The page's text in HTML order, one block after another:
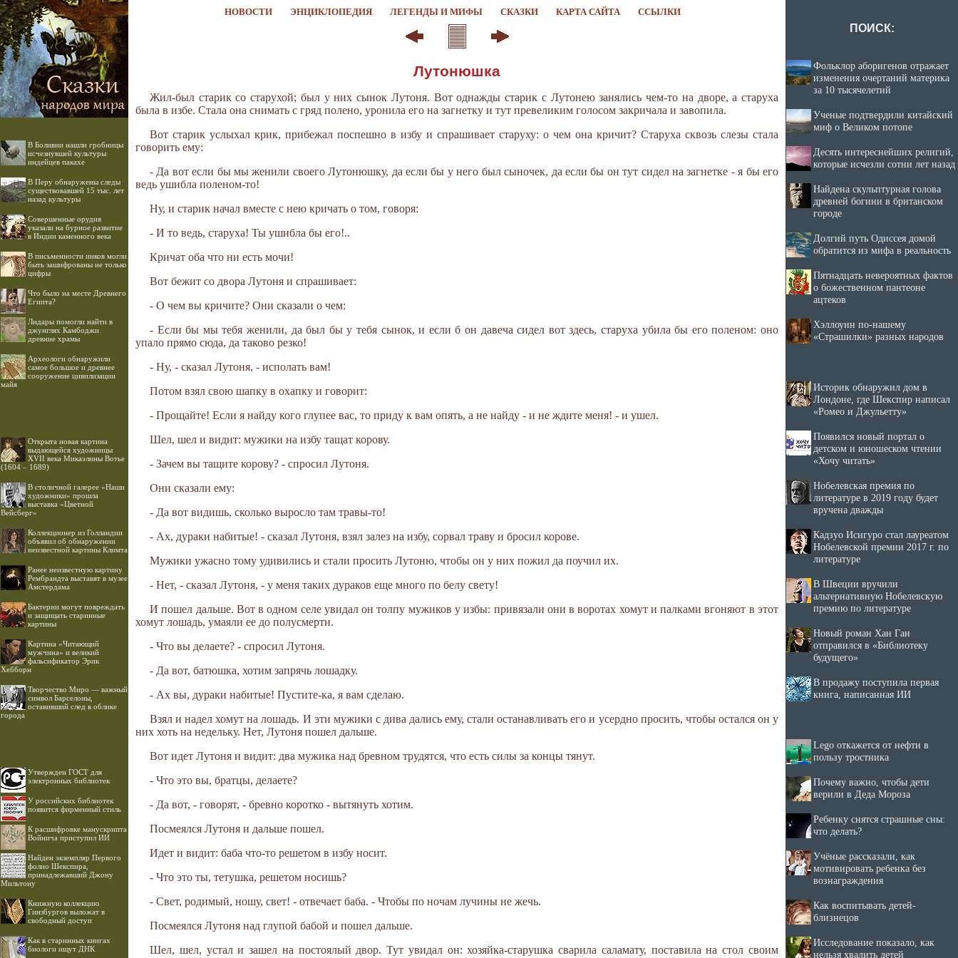
НОВОСТИ ЭНЦИКЛОПЕДИЯ ЛЕГЕНДЫ И МИФЫ СКАЗКИ КАРТА САЙТА ССЫЛКИ
В Боливии нашли гробницы
исчезнувшей культуры
индейцев пакахе
В Перу обнаружены следы
существовавшей 15 тыс. лет
назад культуры
Совершенные орудия
указали на бурное развитие
в Индии каменного века
В письменности инков могли
быть зашифрованы не только
цифры
Что было на месте Древнего
Египта?
Лидары помогли найти в
джунглях Камбоджи
древние храмы
Археологи обнаружили
самое большое и древнее
сооружение цивилизации
майя
Открыта новая картина
выдающейся художницы
XVII века Микаэлины Вотье
(1604 – 1689)
В столичной галерее «Наши
художники» прошла
выставка «Цветной
Вейсберг»
Коллекционер из Голландии
объявил об обнаружении
неизвестной картины Климта
Ранее неизвестную картину
Рембрандта выставят в музее
Амстердама
Бактерии могут повреждать
и защищать старинные
картины
Картина «Читающий
мужчина» и великий
фальсификатор Эрик
Хебборн
Творчество Миро — важный
символ Барселоны,
оставивший след в облике
города
Утвержден ГОСТ для
электронных библиотек
У российских библиотек
появится фирменный стиль
К расшифровке манускрипта
Войнича приступил ИИ
Найден экземпляр Первого
фолио Шекспира,
принадлежавший Джону
Мильтону
Книжную коллекцию
Гинзбургов выложат в
свободный доступ
Как в старинных книгах
биологи ищут ДНК
Лутонюшка
Жил-был старик со старухой; был у них сынок Лутоня. Вот однажды старик с Лутонею занялись чем-то на дворе, а старуха
была в избе. Стала она снимать с гряд полено, уронила его на загнетку и тут превеликим голосом закричала и завопила.
Вот старик услыхал крик, прибежал поспешно в избу и спрашивает старуху: о чем она кричит? Старуха сквозь слезы стала
говорить ему:
- Да вот если бы мы женили своего Лутонюшку, да если бы у него был сыночек, да если бы он тут сидел на загнетке - я бы его
ведь ушибла поленом-то!
Ну, и старик начал вместе с нею кричать о том, говоря:
- И то ведь, старуха! Ты ушибла бы его!..
Кричат оба что ни есть мочи!
Вот бежит со двора Лутоня и спрашивает:
- О чем вы кричите? Они сказали о чем:
- Если бы мы тебя женили, да был бы у тебя сынок, и если б он давеча сидел вот здесь, старуха убила бы его поленом: оно
упало прямо сюда, да таково резко!
- Ну, - сказал Лутоня, - исполать вам!
Потом взял свою шапку в охапку и говорит:
- Прощайте! Если я найду кого глупее вас, то приду к вам опять, а не найду - и не ждите меня! - и ушел.
Шел, шел и видит: мужики на избу тащат корову.
- Зачем вы тащите корову? - спросил Лутоня.
Они сказали ему:
- Да вот видишь, сколько выросло там травы-то!
- Ах, дураки набитые! - сказал Лутоня, взял залез на избу, сорвал траву и бросил корове.
Мужики ужасно тому удивились и стали просить Лутоню, чтобы он у них пожил да поучил их.
- Нет, - сказал Лутоня, - у меня таких дураков еще много по белу свету!
И пошел дальше. Вот в одном селе увидал он толпу мужиков у избы: привязали они в воротах хомут и палками вгоняют в этот
хомут лошадь, умаяли ее до полусмерти.
- Что вы делаете? - спросил Лутоня.
- Да вот, батюшка, хотим запрячь лошадку.
- Ах вы, дураки набитые! Пустите-ка, я вам сделаю.
Взял и надел хомут на лошадь. И эти мужики с дива дались ему, стали останавливать его и усердно просить, чтобы остался он у
них хоть на недельку. Нет, Лутоня пошел дальше.
Вот идет Лутоня и видит: два мужика над бревном трудятся, что есть силы за концы тянут.
- Что это вы, братцы, делаете?
- Да вот, - говорят, - бревно коротко - вытянуть хотим.
Посмеялся Лутоня и дальше пошел.
Идет и видит: баба что-то решетом в избу носит.
- Что это ты, тетушка, решетом носишь?
- Свет, родимый, ношу, свет! - отвечает баба. - Чтобы по ночам лучины не жечь.
Посмеялся Лутоня над глупой бабой и пошел дальше.
Шел, шел, устал и зашел на постоялый двор. Тут увидал он: хозяйка-старушка сварила саламату, поставила на стол своим
ПОИСК:
Фольклор аборигенов отражает
изменения очертаний материка
за 10 тысячелетий
Ученые подтвердили китайский
миф о Великом потопе
Десять интереснейших религий,
которые исчезли сотни лет назад
Найдена скульптурная голова
древней богини в британском
городе
Долгий путь Одиссея домой
обратится из мифа в реальность
Пятнадцать невероятных фактов
о божественном пантеоне
ацтеков
Хэллоуин по-нашему
«Страшилки» разных народов
Историк обнаружил дом в
Лондоне, где Шекспир написал
«Ромео и Джульетту»
Появился новый портал о
детском и юношеском чтении
«Хочу читать»
Нобелевская премия по
литературе в 2019 году будет
вручена дважды
Кадзуо Исигуро стал лауреатом
Нобелевской премии 2017 г. по
литературе
В Швеции вручили
альтернативную Нобелевскую
премию по литературе
Новый роман Хан Ган
отправился в «Библиотеку
будущего»
В продажу поступила первая
книга, написанная ИИ
Lego откажется от нефти в
пользу тростника
Почему важно, чтобы дети
верили в Деда Мороза
Ребенку снятся страшные сны:
что делать?
Учёные рассказали, как
мотивировать ребенка без
вознаграждения
Как воспитывать детей-
близнецов
Исследование показало, как
нельзя хвалить детей